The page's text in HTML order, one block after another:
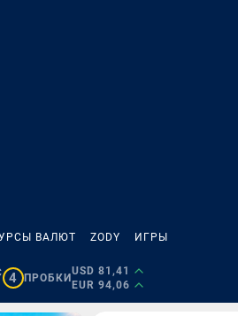
ВАЛЮТ ZODY ИГРЫ
4 ПРОБКИ
USD 81,41
EUR 94,06